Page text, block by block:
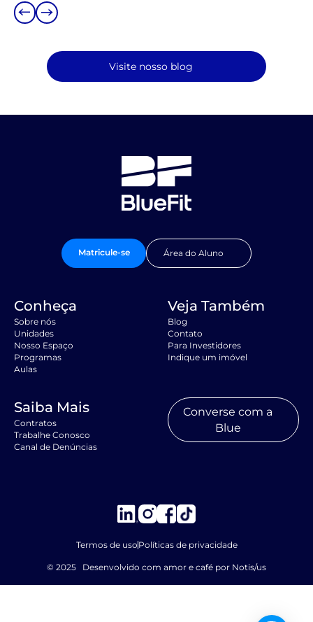
Visite nosso blog
Matricule-se Área do Aluno
Conheça
Sobre nós
Unidades
Nosso Espaço
Programas
Aulas
Veja Também
Blog
Contato
Para Investidores
Indique um imóvel
Saiba Mais
Contratos
Trabalhe Conosco
Canal de Denúncias
Converse com a
Blue
Termos de uso Políticas de privacidade
© 2025 Desenvolvido com amor e café por Notis/us